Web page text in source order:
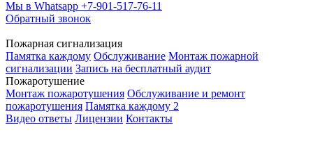
Мы в Whatsapp +7-901-517-76-11
Обратный звонок
Пожарная сигнализация
Памятка каждому Обслуживание Монтаж пожарной
сигнализации Запись на бесплатный аудит
Пожаротушение
Монтаж пожаротушения Обслуживание и ремонт
пожаротушения Памятка каждому 2
Видео ответы Лицензии Контакты